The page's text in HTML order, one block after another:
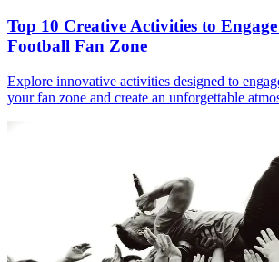
Top 10 Creative Activities to
Football Fan Zone
Explore innovative activities designed to
your fan zone and create an unforgettable